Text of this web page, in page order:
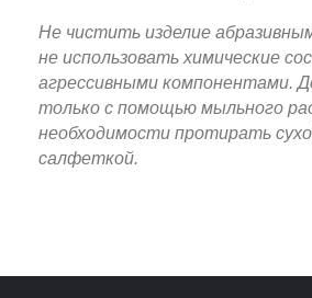
Не чистить изделие
не использовать химические
агрессивными компонентами.
только с помощью мыльного
необходимости протирать
салфеткой.